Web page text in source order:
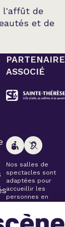
l'affût de
et de
PARTENAIRE
ASSOCIÉ
Nos salles de
spectacles sont
adaptées pour
accueillir les
personnes en
Veuillez
simplement aviser